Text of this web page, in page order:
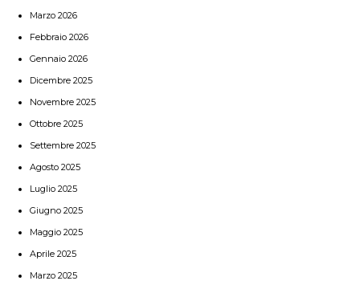
Marzo 2026
Febbraio 2026
Gennaio 2026
Dicembre 2025
Novembre 2025
Ottobre 2025
Settembre 2025
Agosto 2025
Luglio 2025
Giugno 2025
Maggio 2025
Aprile 2025
Marzo 2025